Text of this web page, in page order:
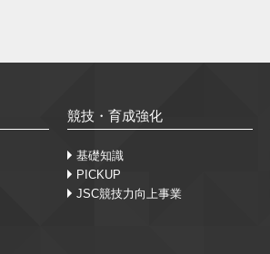
競技・育成強化
基礎知識
PICKUP
JSC競技力向上事業